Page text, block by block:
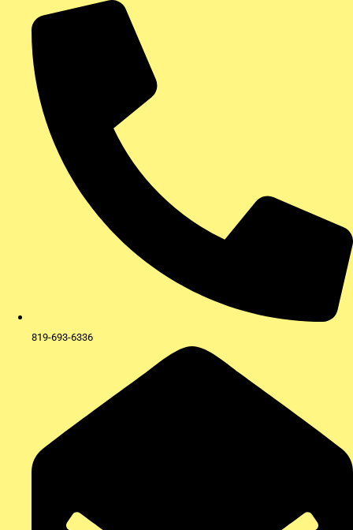
contenu
819-693-6336